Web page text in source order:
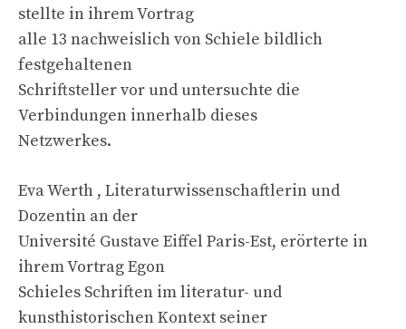
stellte in ihrem Vortrag
alle 13 nachweislich von Schiele bildlich
festgehaltenen
Schriftsteller vor und untersuchte die
Verbindungen innerhalb dieses
Netzwerkes.
Eva Werth , Literaturwissenschaftlerin und
Dozentin an der
Université Gustave Eiffel Paris-Est, erörterte in
ihrem Vortrag Egon
Schieles Schriften im literatur- und
kunsthistorischen Kontext seiner